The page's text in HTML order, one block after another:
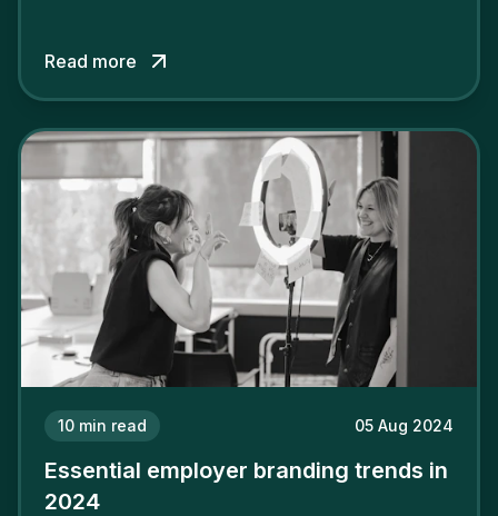
solid and positive employer brand are clear, you
cannot simply wave a magic wand for it to be
Read more
10 min read 05 Aug 2024
Essential employer branding trends in
2024